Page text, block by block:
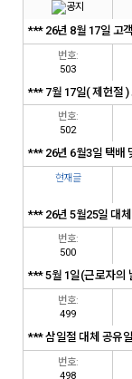
번호:
503
*** 26년 8월 17일 고
번호:
502
*** 7월 17일( 제헌절 )
현재글
*** 26년 6월3일 택배
번호:
500
*** 26년 5월25일 대
번호:
499
*** 5월 1일(근로자의
번호:
498
*** 삼일절 대체 공유